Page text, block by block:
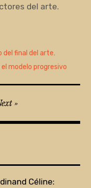
del arte.
del final del arte,
modelo progresivo
Céline: